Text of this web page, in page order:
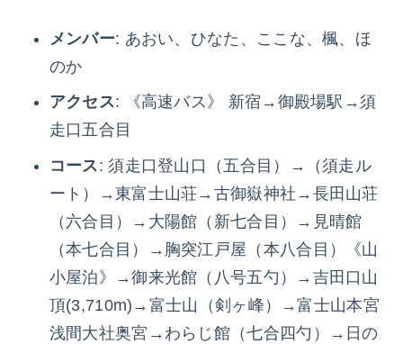
メンバー: あおい、ひなた、ここな、楓、ほ
のか
アクセス: 《高速バス》 新宿→御殿場駅→須
走口五合目
コース: 須走口登山口（五合目）→（須走ル
ート）→東富士山荘→古御嶽神社→長田山荘
（六合目）→大陽館（新七合目）→見晴館
（本七合目）→胸突江戸屋（本八合目）《山
小屋泊》→御来光館（八号五勺）→吉田口山
頂(3,710m)→富士山（剣ヶ峰）→富士山本宮
浅間大社奥宮→わらじ館（七合四勺）→日の